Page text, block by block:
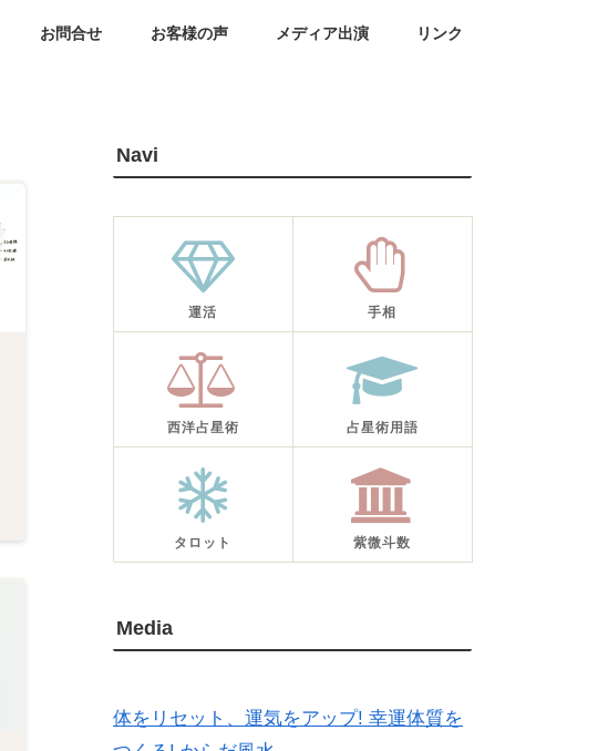
お問合せ お客様の声 メディア出演 リンク
Navi
運活 手相
西洋占星術 占星術用語
タロット 紫微斗数
Media
体をリセット、運気をアップ! 幸運体質を